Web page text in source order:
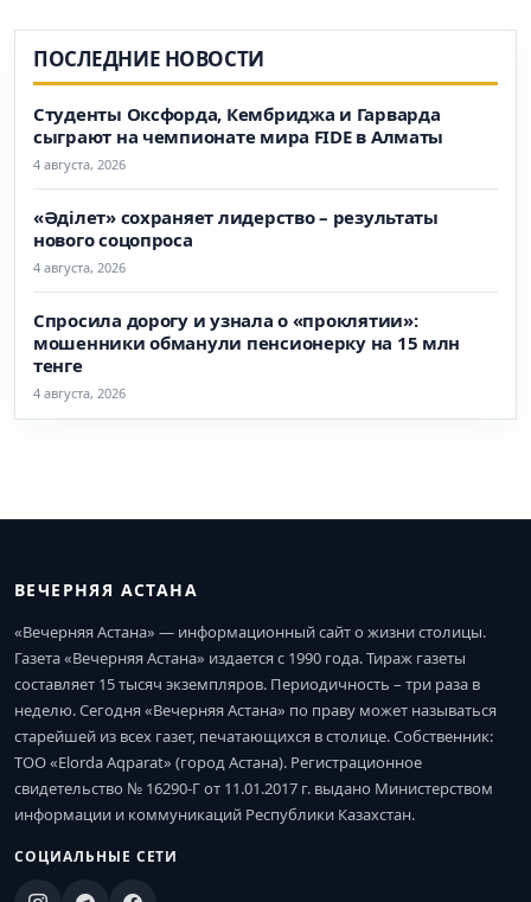
ПОСЛЕДНИЕ НОВОСТИ
Студенты Оксфорда, Кембриджа и Гарварда
сыграют на чемпионате мира FIDE в Алматы
4 августа, 2026
«Әділет» сохраняет лидерство – результаты
нового соцопроса
4 августа, 2026
Спросила дорогу и узнала о «проклятии»:
мошенники обманули пенсионерку на 15 млн
тенге
4 августа, 2026
ВЕЧЕРНЯЯ АСТАНА
«Вечерняя Астана» — информационный сайт о жизни столицы.
Газета «Вечерняя Астана» издается с 1990 года. Тираж газеты
составляет 15 тысяч экземпляров. Периодичность – три раза в
неделю. Сегодня «Вечерняя Астана» по праву может называться
старейшей из всех газет, печатающихся в столице. Собственник:
ТОО «Elorda Aqparat» (город Астана). Регистрационное
свидетельство № 16290-Г от 11.01.2017 г. выдано Министерством
информации и коммуникаций Республики Казахстан.
СОЦИАЛЬНЫЕ СЕТИ